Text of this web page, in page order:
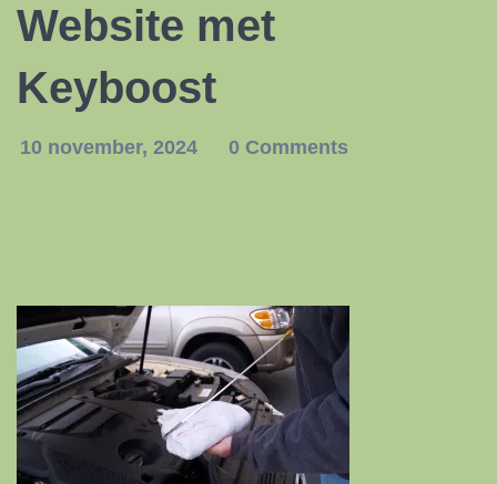
Website met
Keyboost
10 november, 2024 0 Comments